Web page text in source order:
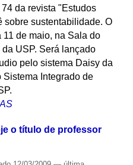
da revista "Estudos
sobre sustentabilidade. O
de maio, na Sala do
USP. Será lançado
pelo sistema Daisy da
Sistema Integrado de
o título de professor